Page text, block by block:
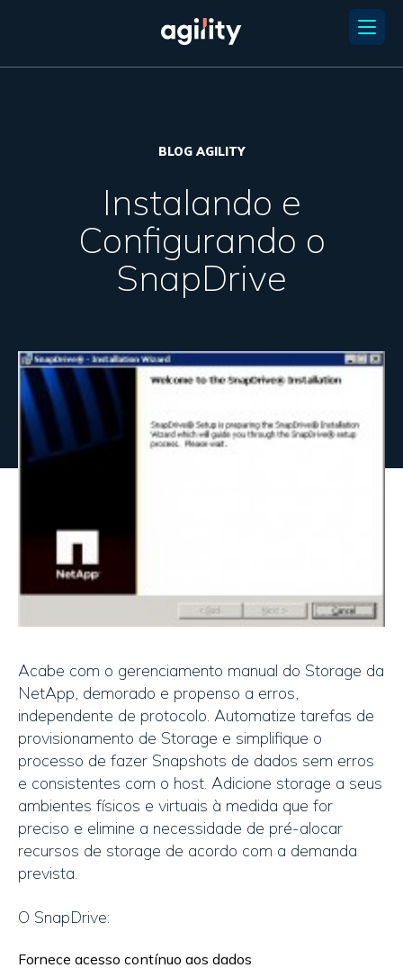
BLOG AGILITY
Instalando e
Configurando o
SnapDrive
Acabe com o gerenciamento manual do Storage da
NetApp, demorado e propenso a erros,
independente de protocolo. Automatize tarefas de
provisionamento de Storage e simplifique o
processo de fazer Snapshots de dados sem erros
e consistentes com o host. Adicione storage a seus
ambientes físicos e virtuais à medida que for
preciso e elimine a necessidade de pré-alocar
recursos de storage de acordo com a demanda
prevista.
O SnapDrive:
Fornece acesso contínuo aos dados